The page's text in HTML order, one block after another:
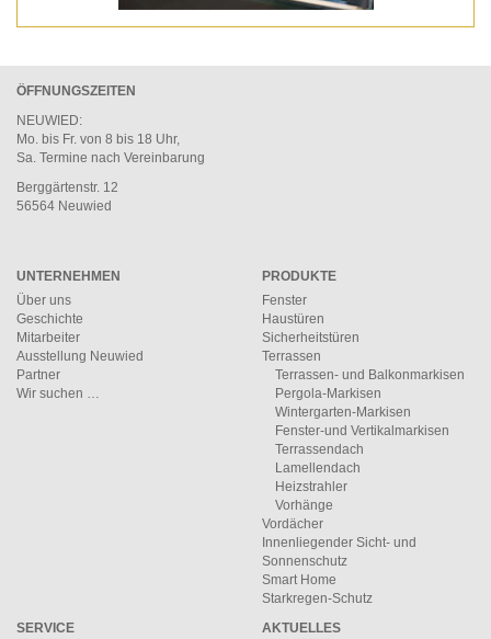
ÖFFNUNGSZEITEN
NEUWIED:
Mo. bis Fr. von 8 bis 18 Uhr,
Sa. Termine nach Vereinbarung
Berggärtenstr. 12
56564 Neuwied
UNTERNEHMEN
Über uns
Geschichte
Mitarbeiter
Ausstellung Neuwied
Partner
Wir suchen …
PRODUKTE
Fenster
Haustüren
Sicherheitstüren
Terrassen
Terrassen- und Balkonmarkisen
Pergola-Markisen
Wintergarten-Markisen
Fenster-und Vertikalmarkisen
Terrassendach
Lamellendach
Heizstrahler
Vorhänge
Vordächer
Innenliegender Sicht- und
Sonnenschutz
Smart Home
Starkregen-Schutz
SERVICE
AKTUELLES